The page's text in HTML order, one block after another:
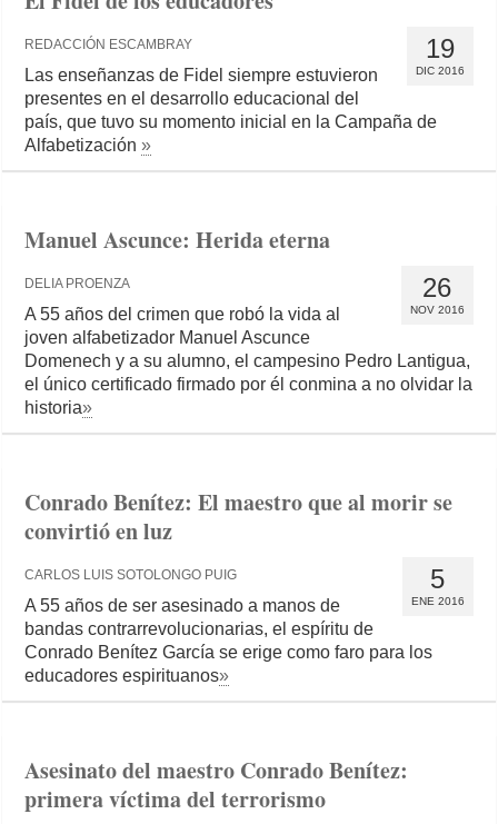
19
DIC 2016
REDACCIÓN ESCAMBRAY
Las enseñanzas de Fidel siempre estuvieron
presentes en el desarrollo educacional del
país, que tuvo su momento inicial en la Campaña de
Alfabetización»
Manuel Ascunce: Herida eterna
26
NOV 2016
DELIA PROENZA
A 55 años del crimen que robó la vida al
joven alfabetizador Manuel Ascunce
Domenech y a su alumno, el campesino Pedro Lantigua,
el único certificado firmado por él conmina a no olvidar la
historia»
Conrado Benítez: El maestro que al morir se
convirtió en luz
5
ENE 2016
CARLOS LUIS SOTOLONGO PUIG
A 55 años de ser asesinado a manos de
bandas contrarrevolucionarias, el espíritu de
Conrado Benítez García se erige como faro para los
educadores espirituanos»
Asesinato del maestro Conrado Benítez:
primera víctima del terrorismo